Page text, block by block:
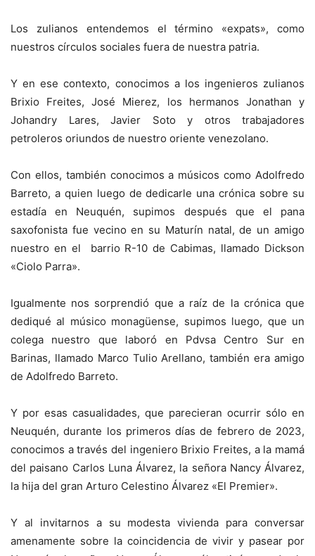
Los zulianos entendemos el término «expats», como
nuestros círculos sociales fuera de nuestra patria.
Y en ese contexto, conocimos a los ingenieros zulianos
Brixio Freites, José Mierez, los hermanos Jonathan y
Johandry Lares, Javier Soto y otros trabajadores
petroleros oriundos de nuestro oriente venezolano.
Con ellos, también conocimos a músicos como Adolfredo
Barreto, a quien luego de dedicarle una crónica sobre su
estadía en Neuquén, supimos después que el pana
saxofonista fue vecino en su Maturín natal, de un amigo
nuestro en el barrio R-10 de Cabimas, llamado Dickson
«Ciolo Parra».
Igualmente nos sorprendió que a raíz de la crónica que
dediqué al músico monagüense, supimos luego, que un
colega nuestro que laboró en Pdvsa Centro Sur en
Barinas, llamado Marco Tulio Arellano, también era amigo
de Adolfredo Barreto.
Y por esas casualidades, que parecieran ocurrir sólo en
Neuquén, durante los primeros días de febrero de 2023,
conocimos a través del ingeniero Brixio Freites, a la mamá
del paisano Carlos Luna Álvarez, la señora Nancy Álvarez,
la hija del gran Arturo Celestino Álvarez «El Premier».
Y al invitarnos a su modesta vivienda para conversar
amenamente sobre la coincidencia de vivir y pasear por